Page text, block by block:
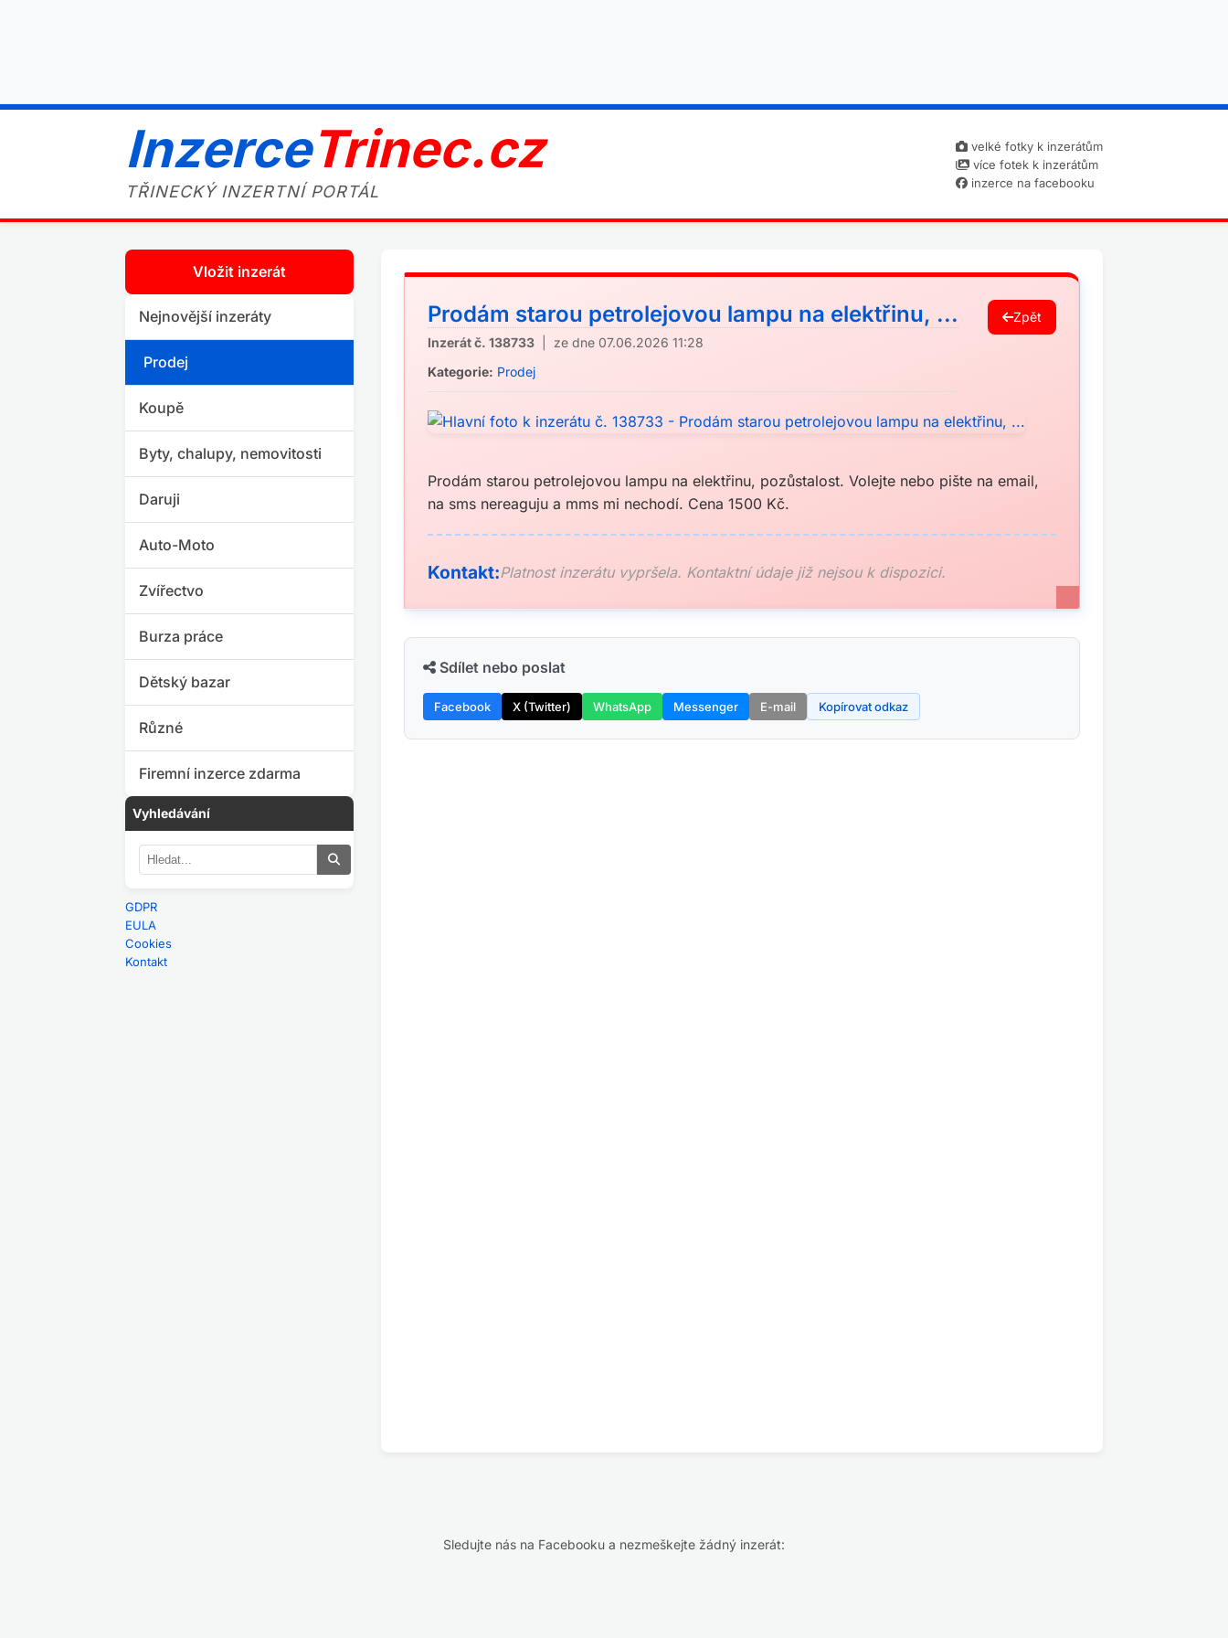
InzerceTrinec.cz
TŘINECKÝ INZERTNÍ PORTÁL
velké fotky k inzerátům
více fotek k inzerátům
inzerce na facebooku
Vložit inzerát
Nejnovější inzeráty
Prodej
Koupě
Byty, chalupy, nemovitosti
Daruji
Auto-Moto
Zvířectvo
Burza práce
Dětský bazar
Různé
Firemní inzerce zdarma
Vyhledávání
GDPR
EULA
Cookies
Kontakt
Prodám starou petrolejovou lampu na elektřinu, ...
Inzerát č. 138733 | ze dne 07.06.2026 11:28
Kategorie: Prodej
Zpět
Prodám starou petrolejovou lampu na elektřinu, pozůstalost. Volejte nebo pište na email,
na sms nereaguju a mms mi nechodí. Cena 1500 Kč.
Kontakt:Platnost inzerátu vypršela. Kontaktní údaje již nejsou k dispozici.
Sdílet nebo poslat
Facebook X (Twitter) WhatsApp Messenger E-mail Kopírovat odkaz
Sledujte nás na Facebooku a nezmeškejte žádný inzerát: